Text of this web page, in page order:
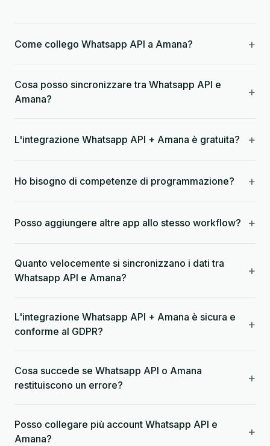
Come collego Whatsapp API a Amana? +
Cosa posso sincronizzare tra Whatsapp API e
Amana?
+
L'integrazione Whatsapp API + Amana è gratuita? +
Ho bisogno di competenze di programmazione? +
Posso aggiungere altre app allo stesso workflow? +
Quanto velocemente si sincronizzano i dati tra
Whatsapp API e Amana?
+
L'integrazione Whatsapp API + Amana è sicura e
conforme al GDPR?
+
Cosa succede se Whatsapp API o Amana
restituiscono un errore?
+
Posso collegare più account Whatsapp API e
Amana?
+